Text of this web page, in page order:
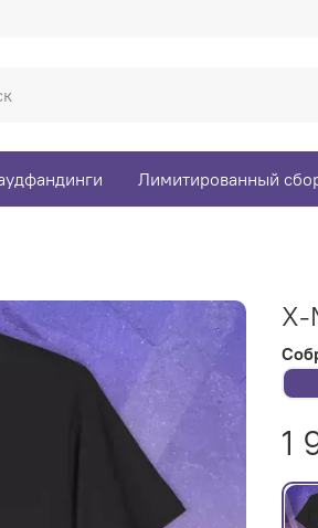
Лимитированный
X-
1